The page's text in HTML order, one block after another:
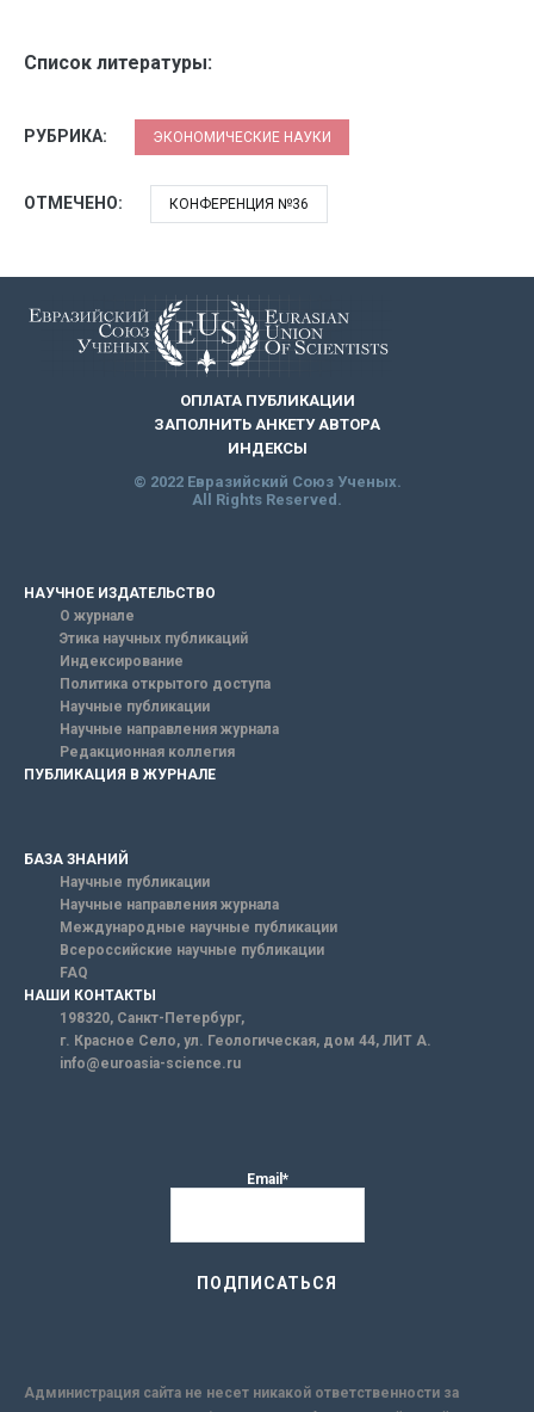
Список литературы:
РУБРИКА: ЭКОНОМИЧЕСКИЕ НАУКИ
ОТМЕЧЕНО: КОНФЕРЕНЦИЯ №36
ОПЛАТА ПУБЛИКАЦИИ
ЗАПОЛНИТЬ АНКЕТУ АВТОРА
ИНДЕКСЫ
© 2022 Евразийский Союз Ученых.
All Rights Reserved.
НАУЧНОЕ ИЗДАТЕЛЬСТВО
О журнале
Этика научных публикаций
Индексирование
Политика открытого доступа
Научные публикации
Научные направления журнала
Редакционная коллегия
ПУБЛИКАЦИЯ В ЖУРНАЛЕ
БАЗА ЗНАНИЙ
Научные публикации
Научные направления журнала
Международные научные публикации
Всероссийские научные публикации
FAQ
НАШИ КОНТАКТЫ
198320, Санкт-Петербург,
г. Красное Село, ул. Геологическая, дом 44, ЛИТ А.
info@euroasia-science.ru
Email*
Администрация сайта не несет никакой ответственности за